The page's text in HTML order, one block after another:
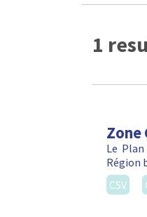
1
Zone
Le
Région
CSV